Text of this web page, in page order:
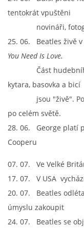
ZDROJE
BAZAR
DISKUZE
KNIHA NÁVŠTĚV
© 2026 eStránky.cz
tentokrát vpuštěni
novináři,
25. 06. Beatles živě
You Need Is Love.
Část hudebního
kytara, basovka a bicí
jsou "živě".
po celém světě.
28. 06. George platí
Cooperu
07. 07. Ve Velké
17. 07. V USA
20. 07. Beatles
úmyslu zakoupit
24. 07. Beatles se